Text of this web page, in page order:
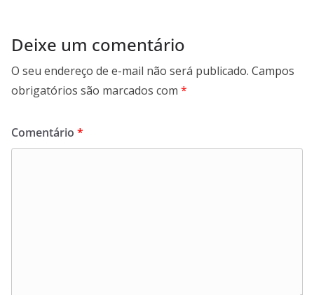
Deixe um comentário
O seu endereço de e-mail não será publicado. Campos
obrigatórios são marcados com *
Comentário *